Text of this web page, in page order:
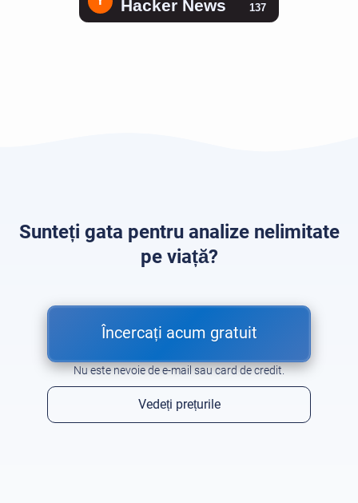
Sunteți gata pentru analize nelimitate
pe viață?
Încercați acum gratuit
Nu este nevoie de e-mail sau card de credit.
Vedeți prețurile